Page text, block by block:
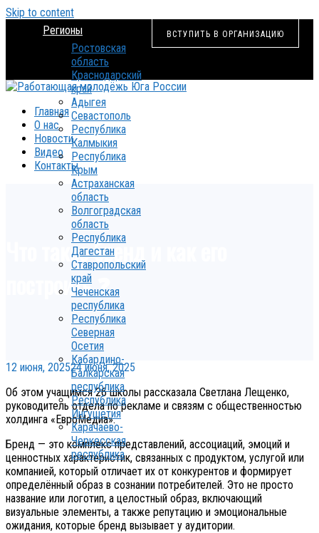
Skip to content
ВСТУПИТЬ В ОРГАНИЗАЦИЮ
Регионы
Ростовская
область
Краснодарский
край
Адыгея
Севастополь
Республика
Калмыкия
Республика
Крым
Астраханская
область
Волгоградская
область
Республика
Дагестан
Ставропольский
край
Чеченская
республика
Республика
Северная
Осетия
Кабардино-
Балкарская
республика
Республика
Ингушетия
Карачаево-
Черкесская
республика
Главная
О нас
Новости
Видео
Контакты
Что такое бренд и как его
построить ❓
12 июня, 202524 июня, 2025
Об этом учащимся 26 школы рассказала Светлана Лещенко,
руководитель отдела по рекламе и связям с общественностью
холдинга «ЕвроМедиа».
Бренд — это комплекс представлений, ассоциаций, эмоций и
ценностных характеристик, связанных с продуктом, услугой или
компанией, который отличает их от конкурентов и формирует
определённый образ в сознании потребителей. Это не просто
название или логотип, а целостный образ, включающий
визуальные элементы, а также репутацию и эмоциональные
ожидания, которые бренд вызывает у аудитории.